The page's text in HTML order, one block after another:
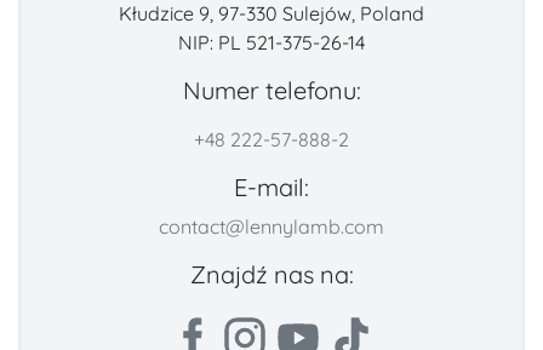
Kłudzice 9, 97-330 Sulejów, Poland
NIP: PL 521-375-26-14
Numer telefonu:
+48 222-57-888-2
E-mail:
contact@lennylamb.com
Znajdź nas na: